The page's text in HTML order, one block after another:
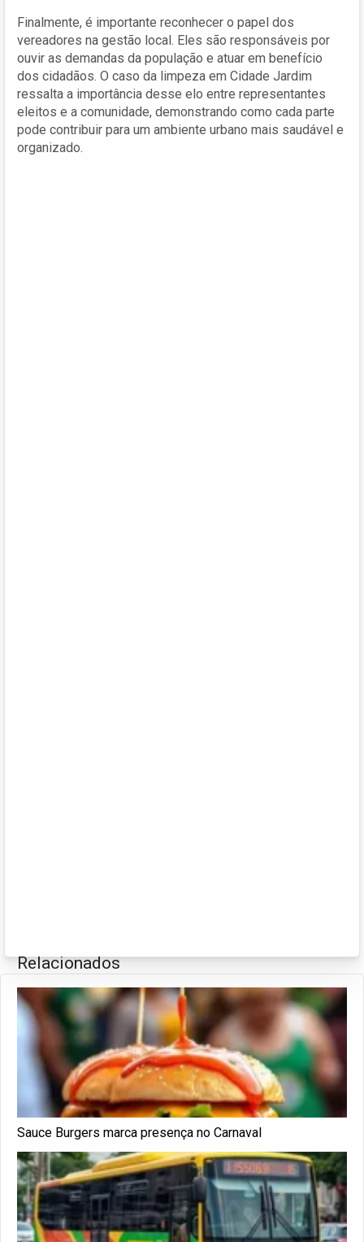
Finalmente, é importante reconhecer o papel dos
vereadores na gestão local. Eles são responsáveis por
ouvir as demandas da população e atuar em benefício
dos cidadãos. O caso da limpeza em Cidade Jardim
ressalta a importância desse elo entre representantes
eleitos e a comunidade, demonstrando como cada parte
pode contribuir para um ambiente urbano mais saudável e
organizado.
Relacionados
Sauce Burgers marca presença no Carnaval